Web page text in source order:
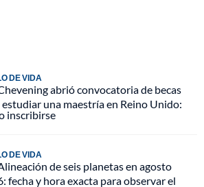
DE VIDA
abrió convocatoria de becas
estudiar una maestría en Reino Unido:
inscribirse
DE VIDA
de seis planetas en agosto
fecha y hora exacta para observar el